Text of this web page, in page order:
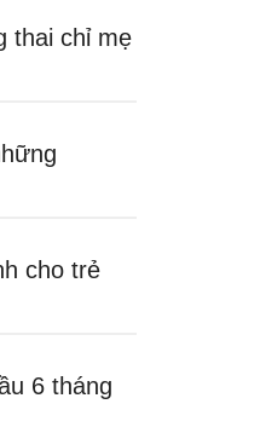
thai chỉ mẹ
cho trẻ
6 tháng